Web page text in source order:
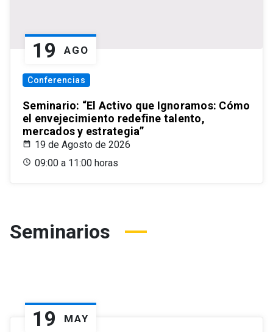
19 AGO
Conferencias
Seminario: “El Activo que Ignoramos: Cómo
el envejecimiento redefine talento,
mercados y estrategia”
19 de Agosto de 2026
09:00 a 11:00 horas
Seminarios
19 MAY